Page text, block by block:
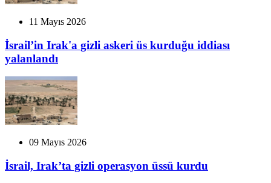
11 Mayıs 2026
İsrail’in Irak'a gizli askeri üs kurduğu iddiası
yalanlandı
09 Mayıs 2026
İsrail, Irak’ta gizli operasyon üssü kurdu